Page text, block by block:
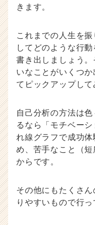
きます。
これまでの人生を
してどのような行
書き出しましょう
いなことがいくつ
てピックアップして
自己分析の方法は
るなら「モチベー
れ線グラフで成功
め、苦手なこと（
からです。
その他にもたくさ
りやすいもので行っ